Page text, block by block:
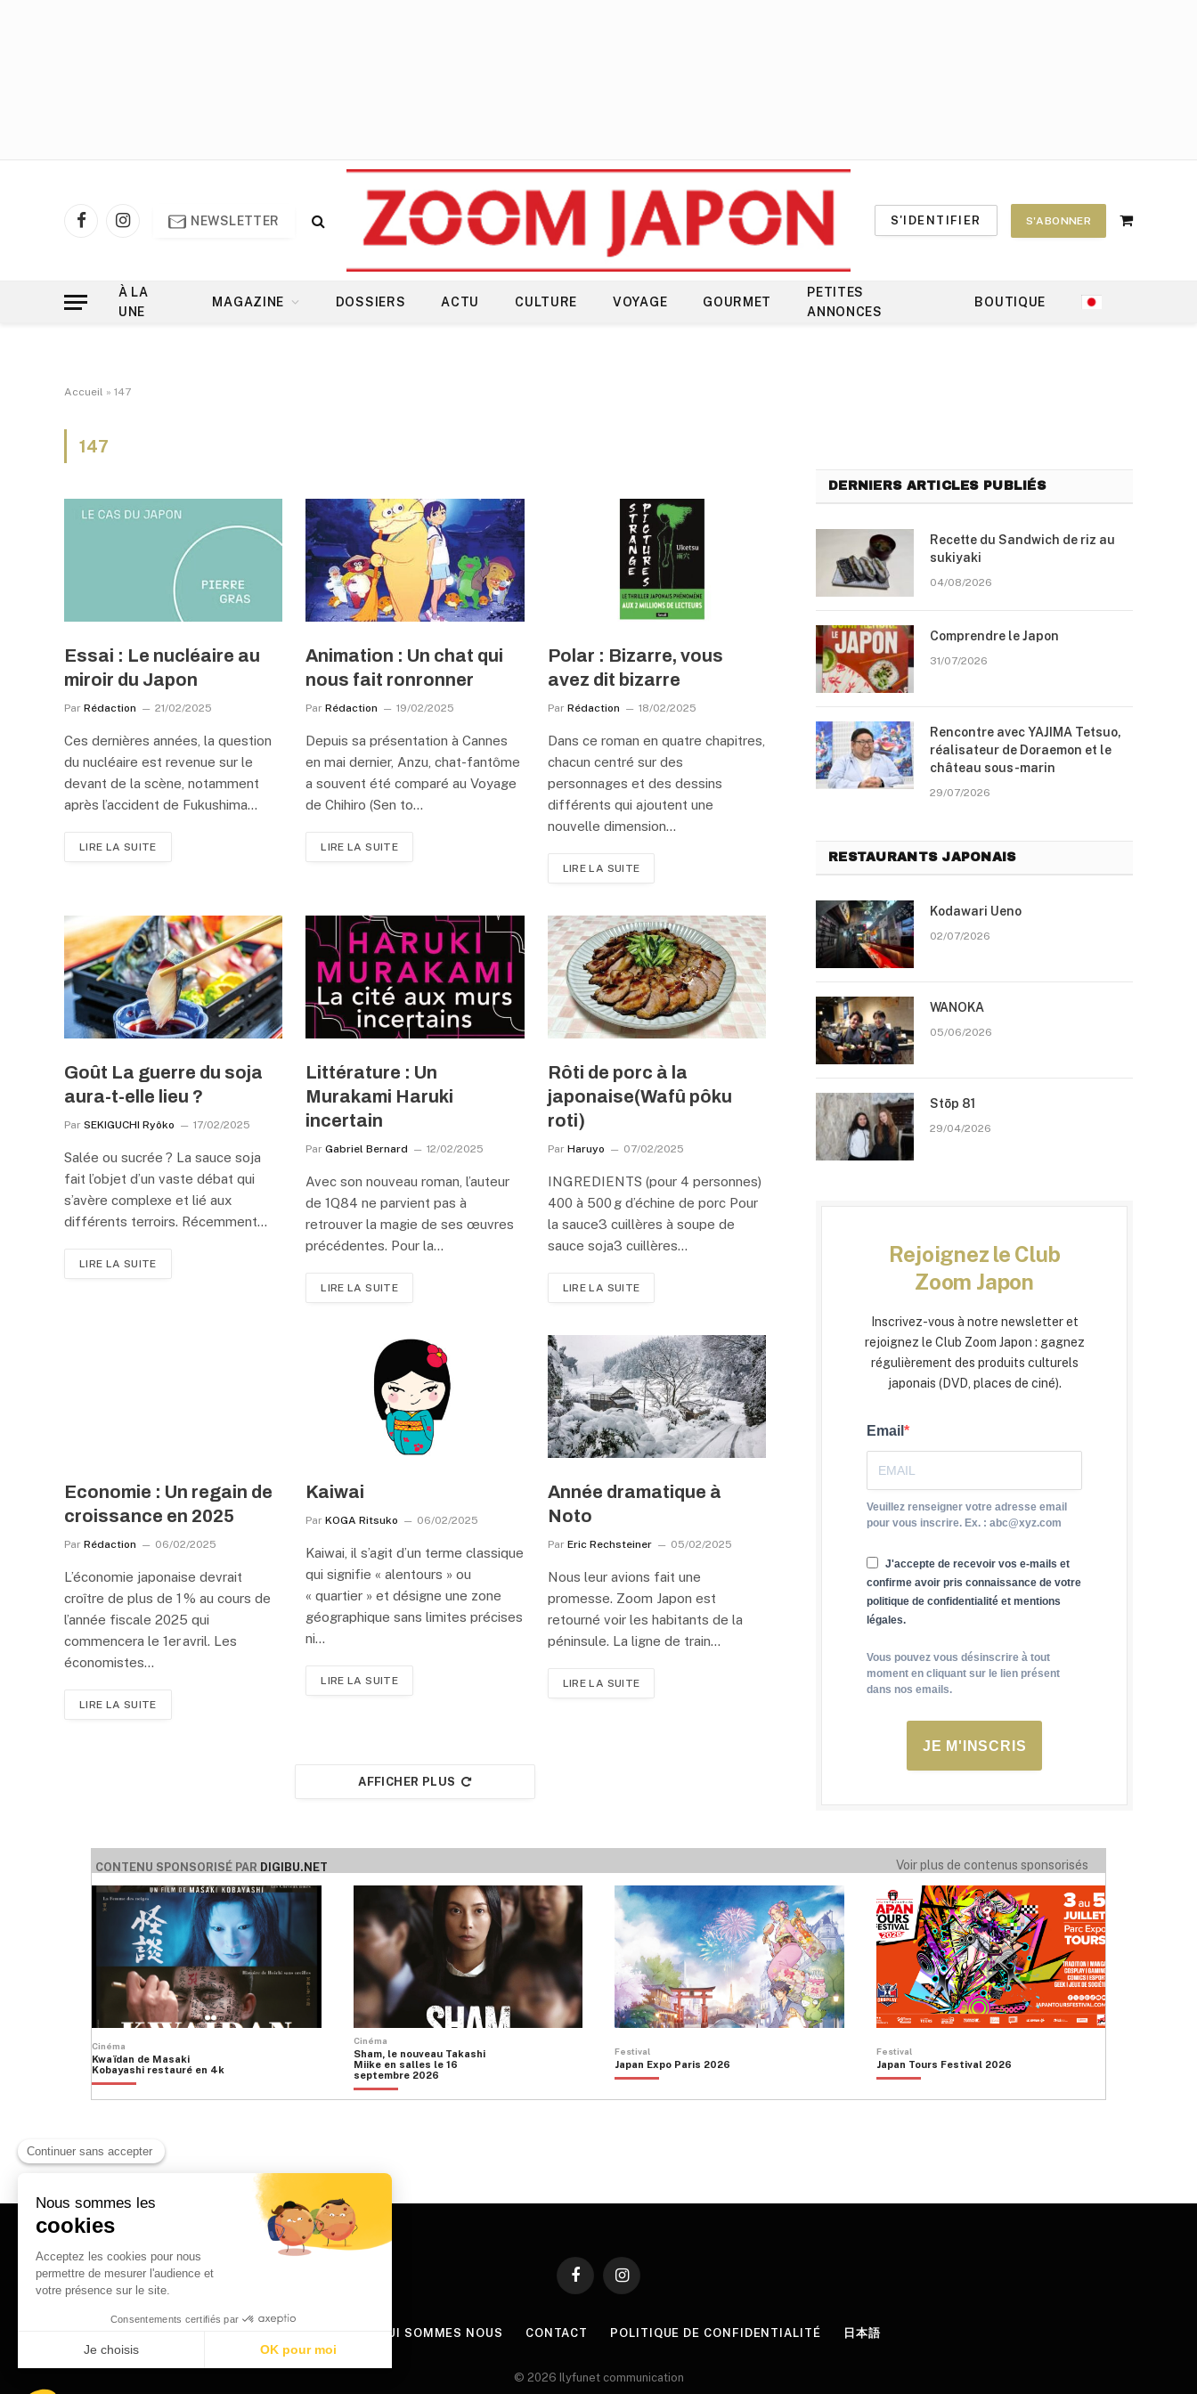
FacebookInstagram
NEWSLETTER S'IDENTIFIER S'ABONNER
Shopping
À LA
UNE
MAGAZINE DOSSIERS ACTU CULTURE VOYAGE GOURMET
PETITES
ANNONCES
BOUTIQUE
Accueil » 147
147
Essai : Le nucléaire au
miroir du Japon
Par Rédaction 21/02/2025
Ces dernières années, la question
du nucléaire est revenue sur le
devant de la scène, notamment
après l’accident de Fukushima…
LIRE LA SUITE
Animation : Un chat qui
nous fait ronronner
Par Rédaction 19/02/2025
Depuis sa présentation à Cannes
en mai dernier, Anzu, chat-fantôme
a souvent été comparé au Voyage
de Chihiro (Sen to…
LIRE LA SUITE
Polar : Bizarre, vous
avez dit bizarre
Par Rédaction 18/02/2025
Dans ce roman en quatre chapitres,
chacun centré sur des
personnages et des dessins
différents qui ajoutent une
nouvelle dimension…
LIRE LA SUITE
Goût La guerre du soja
aura-t-elle lieu ?
Par SEKIGUCHI Ryôko 17/02/2025
Salée ou sucrée ? La sauce soja
fait l’objet d’un vaste débat qui
s’avère complexe et lié aux
différents terroirs. Récemment…
LIRE LA SUITE
Littérature : Un
Murakami Haruki
incertain
Par Gabriel Bernard 12/02/2025
Avec son nouveau roman, l’auteur
de 1Q84 ne parvient pas à
retrouver la magie de ses œuvres
précédentes. Pour la…
LIRE LA SUITE
Rôti de porc à la
japonaise(Wafû pôku
roti)
Par Haruyo 07/02/2025
INGREDIENTS (pour 4 personnes)
400 à 500 g d’échine de porc Pour
la sauce3 cuillères à soupe de
sauce soja3 cuillères…
LIRE LA SUITE
Economie : Un regain de
croissance en 2025
Par Rédaction 06/02/2025
L’économie japonaise devrait
croître de plus de 1 % au cours de
l’année fiscale 2025 qui
commencera le 1er avril. Les
économistes…
LIRE LA SUITE
Kaiwai
Par KOGA Ritsuko 06/02/2025
Kaiwai, il s’agit d’un terme classique
qui signifie « alentours » ou
« quartier » et désigne une zone
géographique sans limites précises
ni…
LIRE LA SUITE
Année dramatique à
Noto
Par Eric Rechsteiner 05/02/2025
Nous leur avions fait une
promesse. Zoom Japon est
retourné voir les habitants de la
péninsule. La ligne de train…
LIRE LA SUITE
AFFICHER PLUS
DERNIERS ARTICLES PUBLIÉS
Recette du Sandwich de riz au
sukiyaki
04/08/2026
Comprendre le Japon
31/07/2026
Rencontre avec YAJIMA Tetsuo,
réalisateur de Doraemon et le
château sous-marin
29/07/2026
RESTAURANTS JAPONAIS
Kodawari Ueno
02/07/2026
WANOKA
05/06/2026
Stōp 81
29/04/2026
Rejoignez le Club
Zoom Japon
Inscrivez-vous à notre newsletter et
rejoignez le Club Zoom Japon : gagnez
régulièrement des produits culturels
japonais (DVD, places de ciné).
Email
Veuillez renseigner votre adresse email
pour vous inscrire. Ex. : abc@xyz.com
J'accepte de recevoir vos e-mails et
confirme avoir pris connaissance de votre
politique de confidentialité et mentions
légales.
Vous pouvez vous désinscrire à tout
moment en cliquant sur le lien présent
dans nos emails.
JE M'INSCRIS
CONTENU SPONSORISÉ PAR DIGIBU.NET Voir plus de contenus sponsorisés
Cinéma
Kwaïdan de Masaki
Kobayashi restauré en 4k
Cinéma
Sham, le nouveau Takashi
Miike en salles le 16
septembre 2026
Festival
Japan Expo Paris 2026
Festival
Japan Tours Festival 2026
FacebookInstagram
QUI SOMMES NOUS CONTACT POLITIQUE DE CONFIDENTIALITÉ 日本語
© 2026 Ilyfunet communication